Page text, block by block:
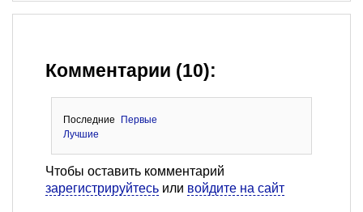
Комментарии (10):
Последние
Первые
Лучшие
Чтобы оставить комментарий
зарегистрируйтесь или войдите на сайт